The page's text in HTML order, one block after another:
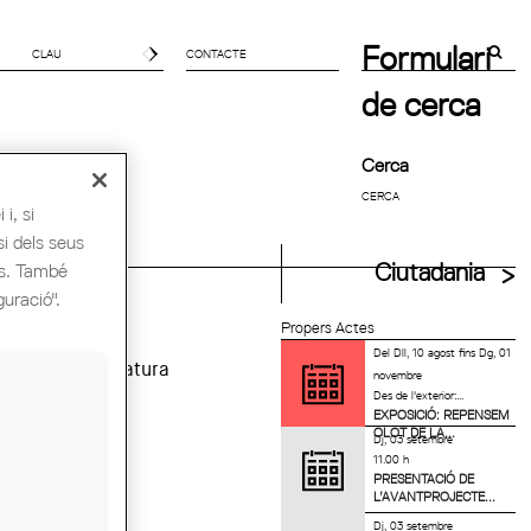
CONTACTE
Formulari
de cerca
Cerca
UIA Ciutadania
Propers Actes
DelDll, 10 agostfinsDg, 01
novembre
Des de l'exterior:...
EXPOSICIÓ: REPENSEM
OLOT DE LA...
Dj, 03 setembre
11.00 h
PRESENTACIÓ DE
L’AVANTPROJECTE...
Dj, 03 setembre
la signatura
i, si
dels seus
També